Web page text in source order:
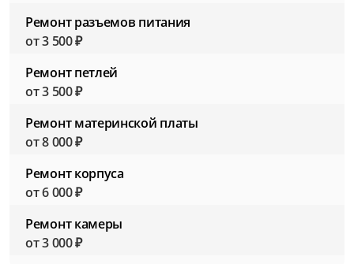
Ремонт разъемов питания
от 3 500 ₽
Ремонт петлей
от 3 500 ₽
Ремонт материнской платы
от 8 000 ₽
Ремонт корпуса
от 6 000 ₽
Ремонт камеры
от 3 000 ₽